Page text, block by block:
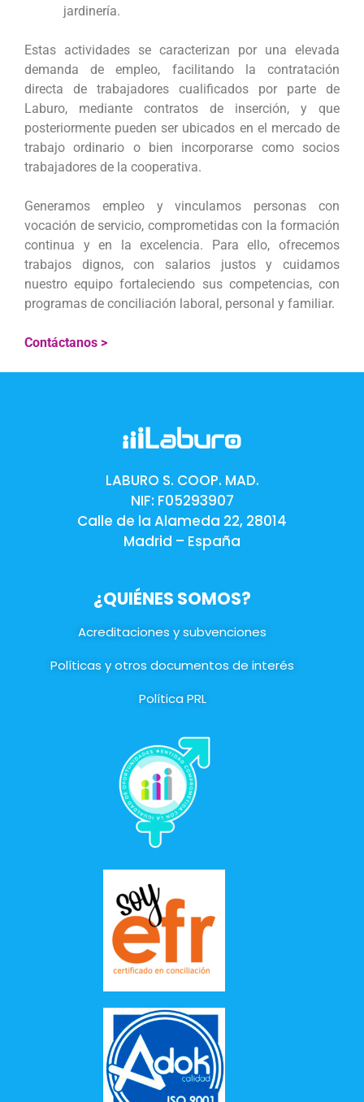
jardinería.
Estas actividades se caracterizan por una elevada
demanda de empleo, facilitando la contratación
directa de trabajadores cualificados por parte de
Laburo, mediante contratos de inserción, y que
posteriormente pueden ser ubicados en el mercado de
trabajo ordinario o bien incorporarse como socios
trabajadores de la cooperativa.
Generamos empleo y vinculamos personas con
vocación de servicio, comprometidas con la formación
continua y en la excelencia. Para ello, ofrecemos
trabajos dignos, con salarios justos y cuidamos
nuestro equipo fortaleciendo sus competencias, con
programas de conciliación laboral, personal y familiar.
Contáctanos >
LABURO S. COOP. MAD.
NIF: F05293907
Calle de la Alameda 22, 28014
Madrid – España
¿QUIÉNES SOMOS?
Acreditaciones y subvenciones
Políticas y otros documentos de interés
Política PRL